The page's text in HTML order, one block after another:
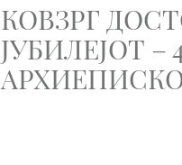
КОВЗРГ
ЈУБИЛЕЈОТ